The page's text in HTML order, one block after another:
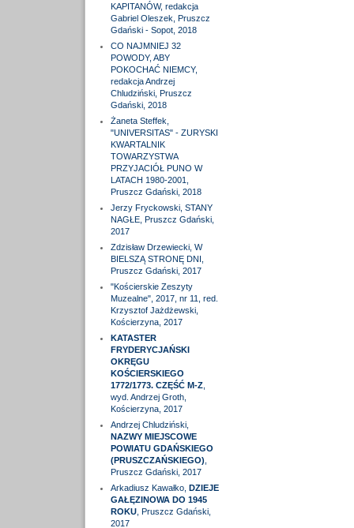
KAPITANÓW, redakcja
Gabriel Oleszek, Pruszcz
Gdański - Sopot, 2018
CO NAJMNIEJ 32
POWODY, ABY
POKOCHAĆ NIEMCY,
redakcja Andrzej
Chludziński, Pruszcz
Gdański, 2018
Żaneta Steffek,
"UNIVERSITAS" - ZURYSKI
KWARTALNIK
TOWARZYSTWA
PRZYJACIÓŁ PUNO W
LATACH 1980-2001,
Pruszcz Gdański, 2018
Jerzy Fryckowski, STANY
NAGŁE, Pruszcz Gdański,
2017
Zdzisław Drzewiecki, W
BIELSZĄ STRONĘ DNI,
Pruszcz Gdański, 2017
"Kościerskie Zeszyty
Muzealne", 2017, nr 11, red.
Krzysztof Jażdżewski,
Kościerzyna, 2017
KATASTER
FRYDERYCJAŃSKI
OKRĘGU
KOŚCIERSKIEGO
1772/1773. CZĘŚĆ M-Z,
wyd. Andrzej Groth,
Kościerzyna, 2017
Andrzej Chludziński,
NAZWY MIEJSCOWE
POWIATU GDAŃSKIEGO
(PRUSZCZAŃSKIEGO)
Pruszcz Gdański, 2017
Arkadiusz Kawałko, DZIEJE
GAŁĘZINOWA DO 1945
ROKU, Pruszcz Gdański,
2017